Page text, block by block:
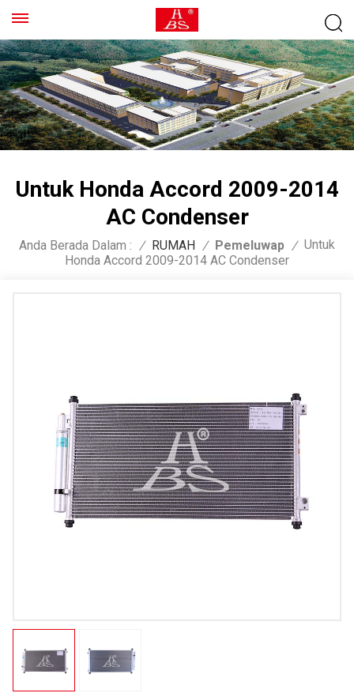
Untuk Honda Accord 2009-2014
AC Condenser
Anda Berada Dalam : / RUMAH / Pemeluwap / Untuk
Honda Accord 2009-2014 AC Condenser